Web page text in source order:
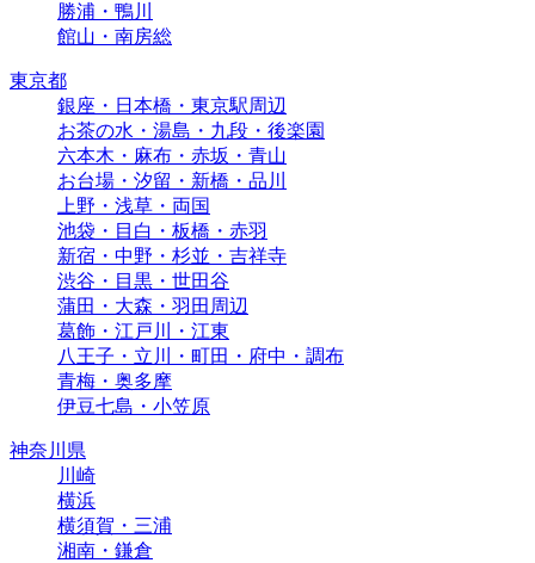
勝浦・鴨川
館山・南房総
東京都
銀座・日本橋・東京駅周辺
お茶の水・湯島・九段・後楽園
六本木・麻布・赤坂・青山
お台場・汐留・新橋・品川
上野・浅草・両国
池袋・目白・板橋・赤羽
新宿・中野・杉並・吉祥寺
渋谷・目黒・世田谷
蒲田・大森・羽田周辺
葛飾・江戸川・江東
八王子・立川・町田・府中・調布
青梅・奥多摩
伊豆七島・小笠原
神奈川県
川崎
横浜
横須賀・三浦
湘南・鎌倉